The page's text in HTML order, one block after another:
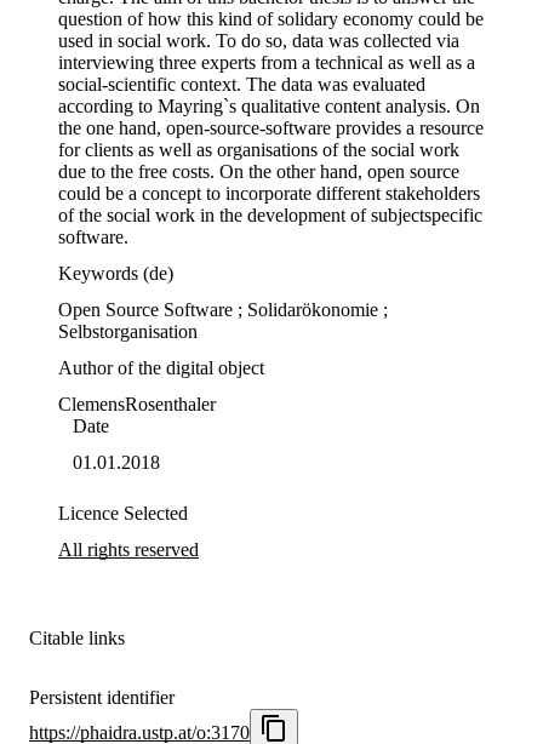
question of how this kind of solidary economy could be
used in social work. To do so, data was collected via
interviewing three experts from a technical as well as a
social-scientific context. The data was evaluated
according to Mayring`s qualitative content analysis. On
the one hand, open-source-software provides a resource
for clients as well as organisations of the social work
due to the free costs. On the other hand, open source
could be a concept to incorporate different stakeholders
of the social work in the development of subjectspecific
software.
Keywords (de)
Open Source Software ; Solidarökonomie ;
Selbstorganisation
Author of the digital object
ClemensRosenthaler
Date
01.01.2018
Licence Selected
All rights reserved
Citable links
Persistent identifier
https://phaidra.ustp.at/o:3170